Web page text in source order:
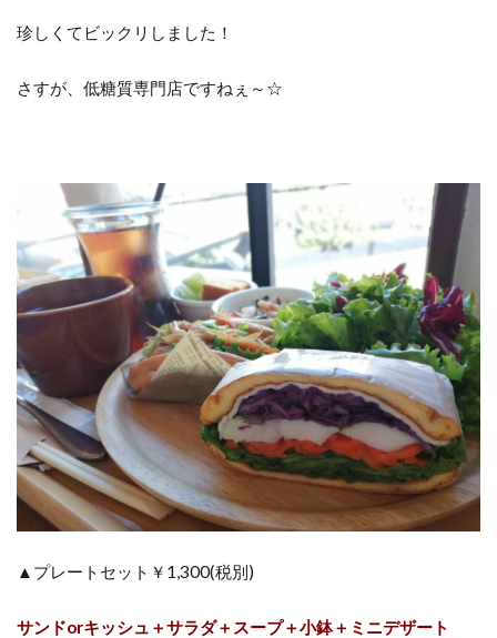
珍しくてビックリしました！
さすが、低糖質専門店ですねぇ～☆
▲プレートセット￥1,300(税別)
サンドorキッシュ＋サラダ＋スープ＋小鉢＋ミニデザート